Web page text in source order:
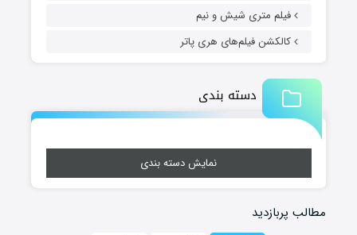
فیلم متری شیش و نیم
کالکشن فیلم‌های هری پاتر
دسته بندی
نمایش دسته بندی
مطالب پربازدید